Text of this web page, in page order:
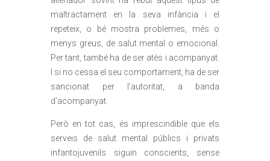
maltractament en la seva infància i el
repeteix, o bé mostra problemes, més o
menys greus, de salut mental o emocional.
Per tant, també ha de ser atès i acompanyat.
I si no cessa el seu comportament, ha de ser
sancionat per l’autoritat, a banda
d’acompanyat.
Però en tot cas, és imprescindible que els
serveis de salut mental públics i privats
infantojuvenils siguin conscients, sense